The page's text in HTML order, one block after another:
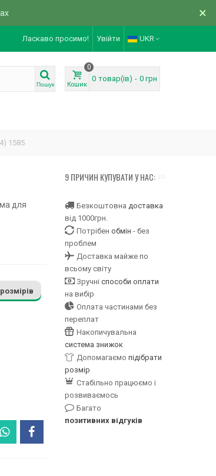
×
Ласкаво просимо! Увійти UKR
Пошук Кошик
0
0 товар(ів) - 0 грн
1585
для
9 ПРИЧИН КУПУВАТИ У НАС:
Безкоштовна доставка
від 1000грн.
Потрібен обмін - без
проблем
Доставка майже по
всьому світу
Зручні способи оплати
на вибір
Оплата частинами без
переплат
Накопичувальна
система знижок
Допомагаємо підібрати
розмір
Стабільно працюємо і
розвиваємось
Багато
позитивних відгуків